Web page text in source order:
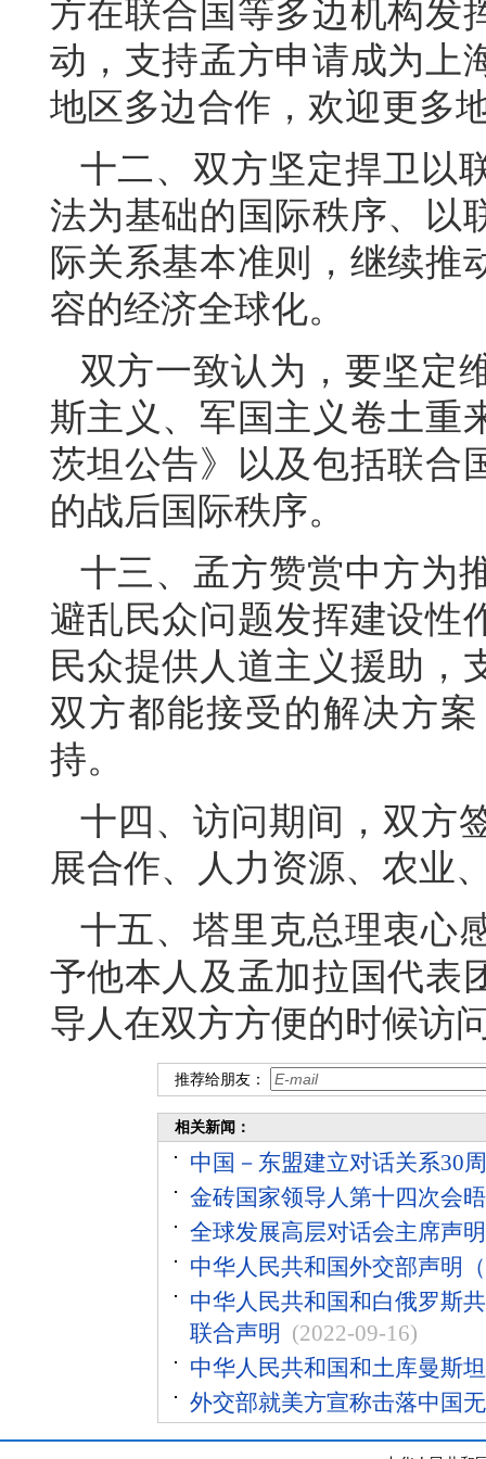
方在联合国等多边机构发
动，支持孟方申请成为上
地区多边合作，欢迎更多
十二、双方坚定捍卫以
法为基础的国际秩序、以
际关系基本准则，继续推
容的经济全球化。
双方一致认为，要坚定
斯主义、军国主义卷土重
茨坦公告》以及包括联合
的战后国际秩序。
十三、孟方赞赏中方为
避乱民众问题发挥建设性
民众提供人道主义援助，
双方都能接受的解决方
持。
十四、访问期间，双方
展合作、人力资源、农业
十五、塔里克总理衷心
予他本人及孟加拉国代表
导人在双方方便的时候访
推荐给朋友：
相关新闻：
中国－东盟建立对话关系30
金砖国家领导人第十四次会
全球发展高层对话会主席声明
中华人民共和国外交部声明
中华人民共和国和白俄罗斯
联合声明 (2022-09-16)
中华人民共和国和土库曼斯
外交部就美方宣称击落中国